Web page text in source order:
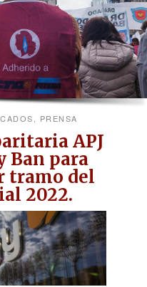
, PRENSA
APJ
Ban para
tramo del
2022.